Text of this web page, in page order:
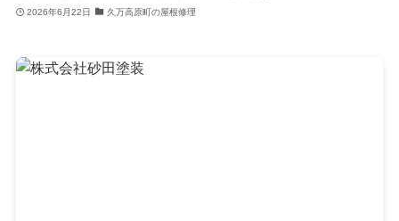
2026年6月22日 久万高原町の屋根修理